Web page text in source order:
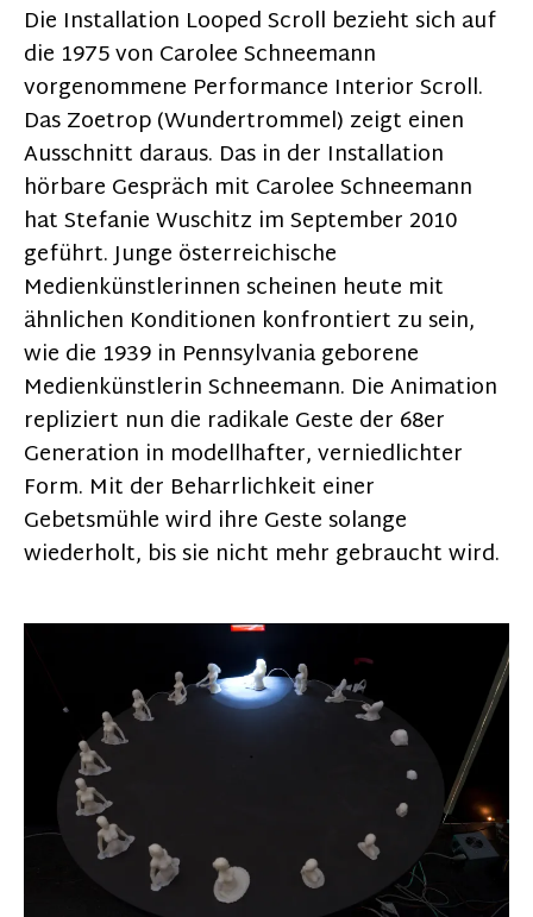
Die Installation Looped Scroll bezieht sich auf
die 1975 von Carolee Schneemann
vorgenommene Performance Interior Scroll.
Das Zoetrop (Wundertrommel) zeigt einen
Ausschnitt daraus. Das in der Installation
hörbare Gespräch mit Carolee Schneemann
hat Stefanie Wuschitz im September 2010
geführt. Junge österreichische
Medienkünstlerinnen scheinen heute mit
ähnlichen Konditionen konfrontiert zu sein,
wie die 1939 in Pennsylvania geborene
Medienkünstlerin Schneemann. Die Animation
repliziert nun die radikale Geste der 68er
Generation in modellhafter, verniedlichter
Form. Mit der Beharrlichkeit einer
Gebetsmühle wird ihre Geste solange
wiederholt, bis sie nicht mehr gebraucht wird.